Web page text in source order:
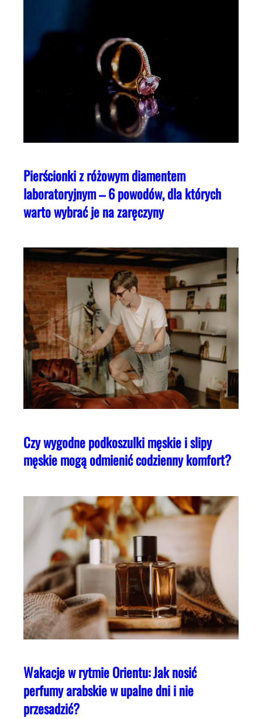
Pierścionki z różowym diamentem
laboratoryjnym – 6 powodów, dla których
warto wybrać je na zaręczyny
Czy wygodne podkoszulki męskie i slipy
męskie mogą odmienić codzienny komfort?
Wakacje w rytmie Orientu: Jak nosić
perfumy arabskie w upalne dni i nie
przesadzić?